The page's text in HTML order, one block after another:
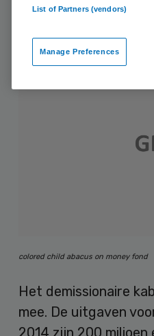
colored child abacus on money fond
Het demissionaire
mee. De uitgaven
2014 zijn 200
List of Partners (vendors)
Manage Preferences